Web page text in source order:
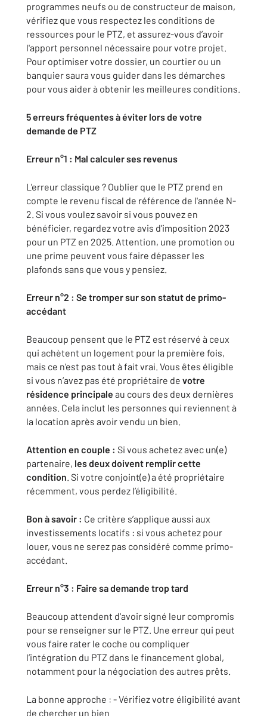
programmes neufs ou de constructeur de maison,
vérifiez que vous respectez les conditions de
ressources pour le PTZ, et assurez-vous d’avoir
l'apport personnel nécessaire pour votre projet.
Pour optimiser votre dossier, un courtier ou un
banquier saura vous guider dans les démarches
pour vous aider à obtenir les meilleures conditions.
5 erreurs fréquentes à éviter lors de votre
demande de PTZ
Erreur n°1 : Mal calculer ses revenus
L'erreur classique ? Oublier que le PTZ prend en
compte le revenu fiscal de référence de l'année N-
2. Si vous voulez savoir si vous pouvez en
bénéficier, regardez votre avis d'imposition 2023
pour un PTZ en 2025. Attention, une promotion ou
une prime peuvent vous faire dépasser les
plafonds sans que vous y pensiez.
Erreur n°2 : Se tromper sur son statut de primo-
accédant
Beaucoup pensent que le PTZ est réservé à ceux
qui achètent un logement pour la première fois,
mais ce n'est pas tout à fait vrai. Vous êtes éligible
si vous n’avez pas été propriétaire de votre
résidence principale au cours des deux dernières
années. Cela inclut les personnes qui reviennent à
la location après avoir vendu un bien.
Attention en couple : Si vous achetez avec un(e)
partenaire, les deux doivent remplir cette
condition. Si votre conjoint(e) a été propriétaire
récemment, vous perdez l’éligibilité.
Bon à savoir : Ce critère s’applique aussi aux
investissements locatifs : si vous achetez pour
louer, vous ne serez pas considéré comme primo-
accédant.
Erreur n°3 : Faire sa demande trop tard
Beaucoup attendent d'avoir signé leur compromis
pour se renseigner sur le PTZ. Une erreur qui peut
vous faire rater le coche ou compliquer
l’intégration du PTZ dans le financement global,
notamment pour la négociation des autres prêts.
La bonne approche : - Vérifiez votre éligibilité avant
de chercher un bien